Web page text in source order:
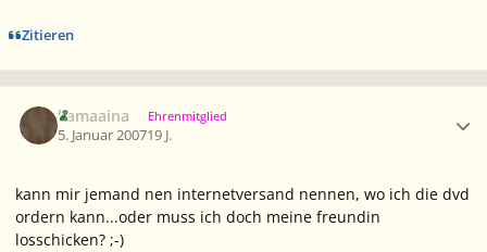
Zitieren
kamaaina Ehrenmitglied
5. Januar 200719 J.
kann mir jemand nen internetversand nennen, wo ich die dvd
ordern kann...oder muss ich doch meine freundin
losschicken? ;-)